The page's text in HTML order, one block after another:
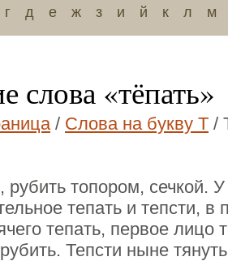
г д е ж з и й к л м
слова «тёпать»
/ Слова на букву Т /
рубить топором, сечкой.
тепать и тепсти, в
тепать, первое лицо
Тепсти ныне